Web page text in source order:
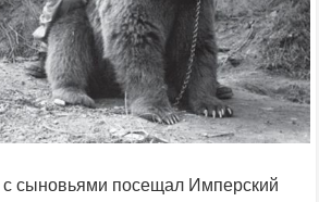
с сыновьями посещал Имперский